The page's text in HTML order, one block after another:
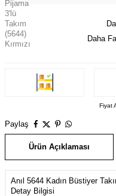
Daha
Fiyat
Paylaş
Ürün Açıklaması
Anıl 5644 Kadın Büstiyer
Detay Bilgisi